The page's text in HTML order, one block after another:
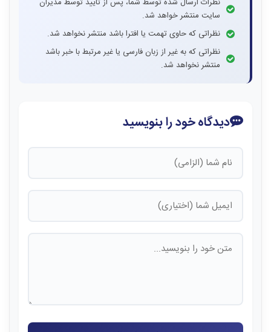
سایت منتشر خواهد شد.
نظراتی که حاوی تهمت یا افترا باشد منتشر نخواهد شد.
نظراتی که به غیر از زبان فارسی یا غیر مرتبط با خبر باشد
منتشر نخواهد شد.
دیدگاه خود را بنویسید